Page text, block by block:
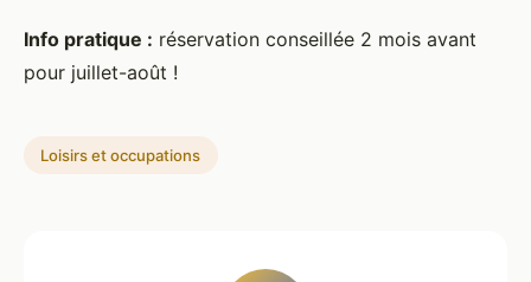
Info pratique : réservation conseillée 2 mois avant
pour juillet-août !
Loisirs et occupations